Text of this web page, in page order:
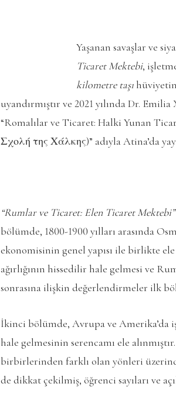
Yaşanan savaşlar ve
Ticaret Mektebi,
kilometre taşı
uyandırmıştır ve 2021 yılında Dr.
“Romalılar ve Ticaret: Halki Yunan
Σχολή της Χάλκης)” adıyla Atina’da
“Rumlar ve Ticaret: Elen Ticaret Mektebi”
bölümde, 1800-1900 yılları arasında
ekonomisinin genel yapısı ile birlikte ele
ağırlığının hissedilir hale gelmesi ve
sonrasına ilişkin değerlendirmeler ilk
İkinci bölümde, Avrupa ve
hale gelmesinin serencamı ele
birbirlerinden farklı olan yönleri
de dikkat çekilmiş, öğrenci sayıları ve